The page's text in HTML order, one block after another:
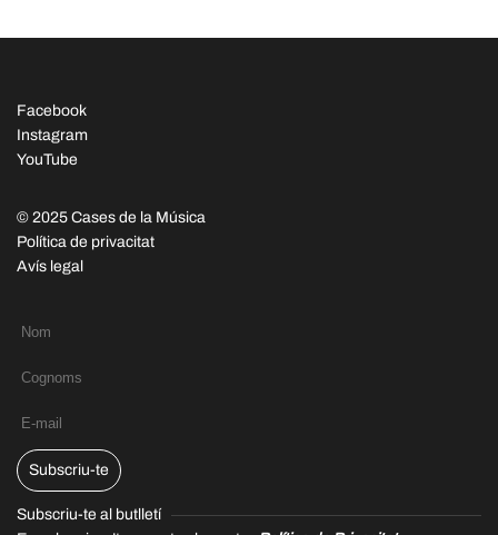
Facebook
Instagram
YouTube
© 2025 Cases de la Música
Política de privacitat
Avís legal
Subscriu-te
Subscriu-te al butlletí